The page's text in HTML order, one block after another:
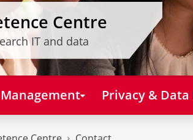
Centre
IT and data
Privacy &